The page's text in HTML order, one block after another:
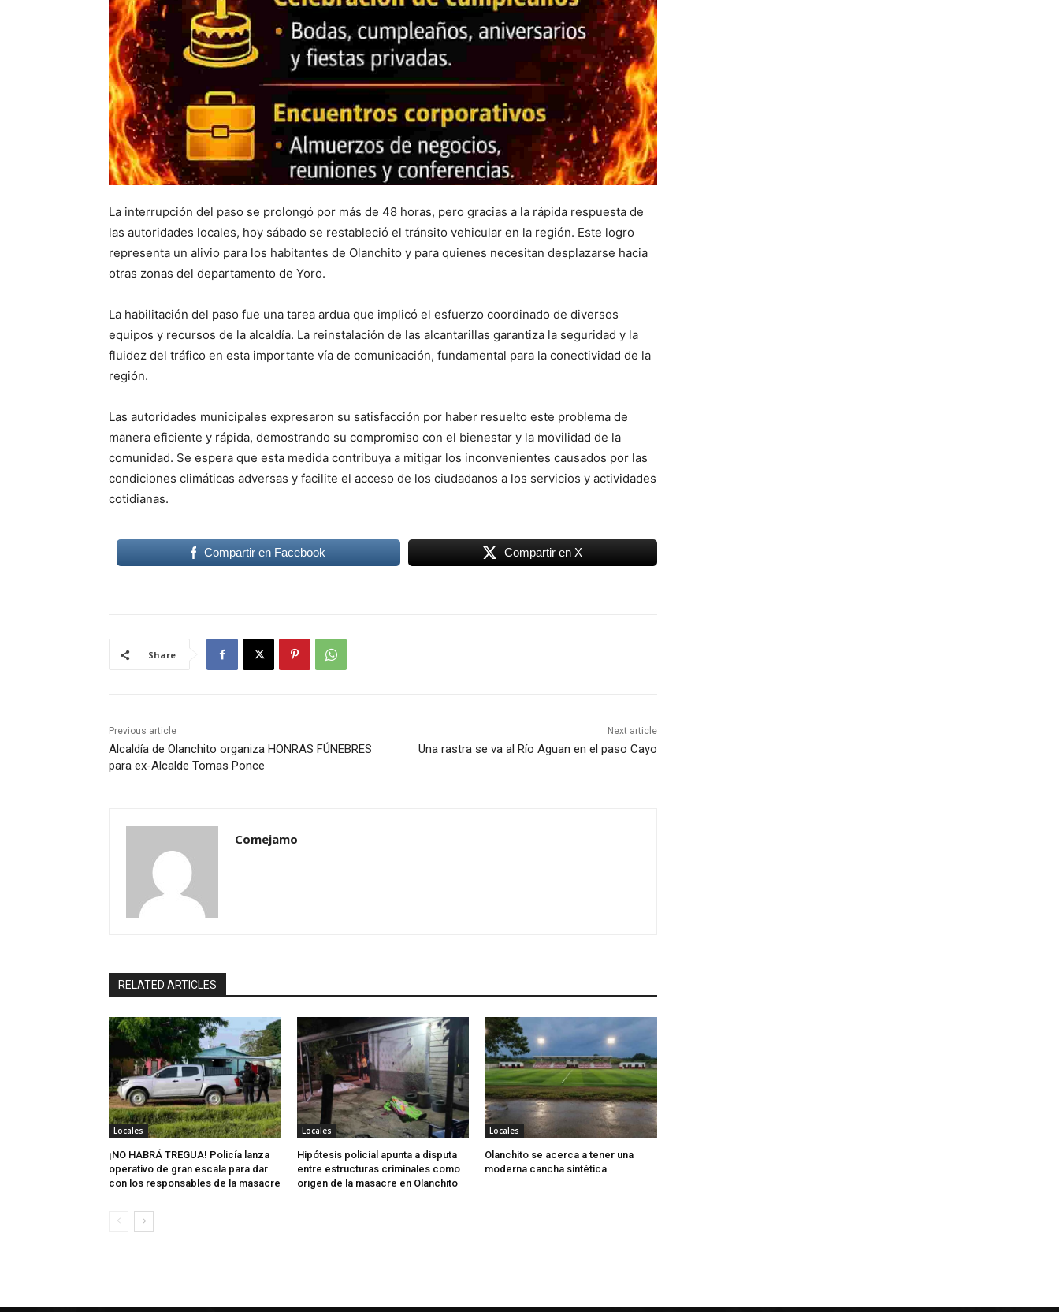
La interrupción del paso se prolongó por más de 48 horas, pero gracias a la rápida respuesta de
las autoridades locales, hoy sábado se restableció el tránsito vehicular en la región. Este logro
representa un alivio para los habitantes de Olanchito y para quienes necesitan desplazarse hacia
otras zonas del departamento de Yoro.
La habilitación del paso fue una tarea ardua que implicó el esfuerzo coordinado de diversos
equipos y recursos de la alcaldía. La reinstalación de las alcantarillas garantiza la seguridad y la
fluidez del tráfico en esta importante vía de comunicación, fundamental para la conectividad de la
región.
Las autoridades municipales expresaron su satisfacción por haber resuelto este problema de
manera eficiente y rápida, demostrando su compromiso con el bienestar y la movilidad de la
comunidad. Se espera que esta medida contribuya a mitigar los inconvenientes causados por las
condiciones climáticas adversas y facilite el acceso de los ciudadanos a los servicios y actividades
cotidianas.
Compartir en Facebook Compartir en X
Share
Previous article
Alcaldía de Olanchito organiza HONRAS FÚNEBRES
para ex-Alcalde Tomas Ponce
Next article
Una rastra se va al Río Aguan en el paso Cayo
Comejamo
RELATED ARTICLES
Locales
¡NO HABRÁ TREGUA! Policía lanza
operativo de gran escala para dar
con los responsables de la masacre
Locales
Hipótesis policial apunta a disputa
entre estructuras criminales como
origen de la masacre en Olanchito
Locales
Olanchito se acerca a tener una
moderna cancha sintética